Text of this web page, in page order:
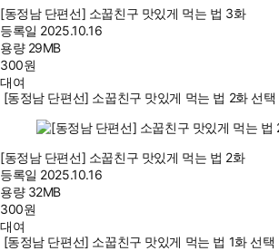
[동정남 단편선] 소꿉친구 맛있게 먹는 법 3화
등록일 2025.10.16
용량 29MB
300원
대여
[동정남 단편선] 소꿉친구 맛있게 먹는 법 2화 선택
[동정남 단편선] 소꿉친구 맛있게 먹는 법 2화
등록일 2025.10.16
용량 32MB
300원
대여
[동정남 단편선] 소꿉친구 맛있게 먹는 법 1화 선택